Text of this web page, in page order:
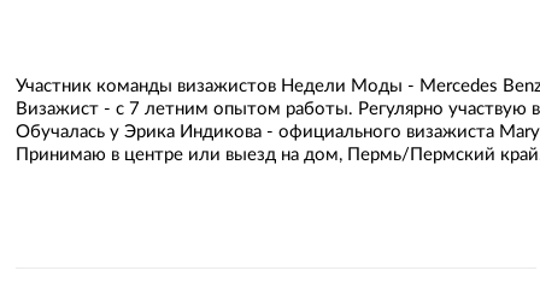
Участник команды визажистов Недели Моды - Mercedes Benz
Визажист - с 7 летним опытом работы. Регулярно участвую
Обучалась у Эрика Индикова - официального визажиста Mary
Принимаю в центре или выезд на дом, Пермь/Пермский